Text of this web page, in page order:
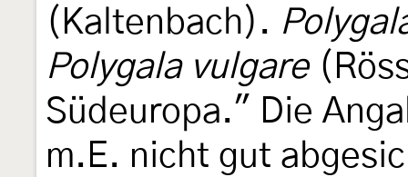
(Kaltenbach).
Polygala vulgare
Südeuropa." Die
m.E. nicht gut